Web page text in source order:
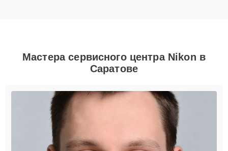
Мастера сервисного центра Nikon в
Саратове